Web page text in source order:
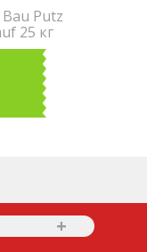
Putz
25 кг
+